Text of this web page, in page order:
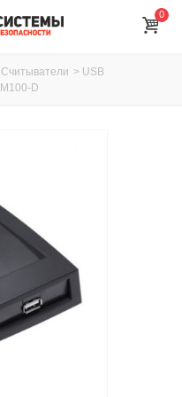
0
Считыватели > USB
D